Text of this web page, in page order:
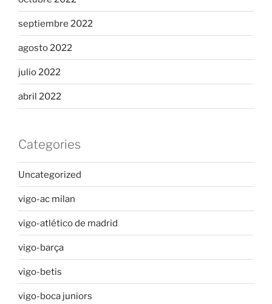
septiembre 2022
agosto 2022
julio 2022
abril 2022
Categories
Uncategorized
vigo-ac milan
vigo-atlético de madrid
vigo-barça
vigo-betis
vigo-boca juniors